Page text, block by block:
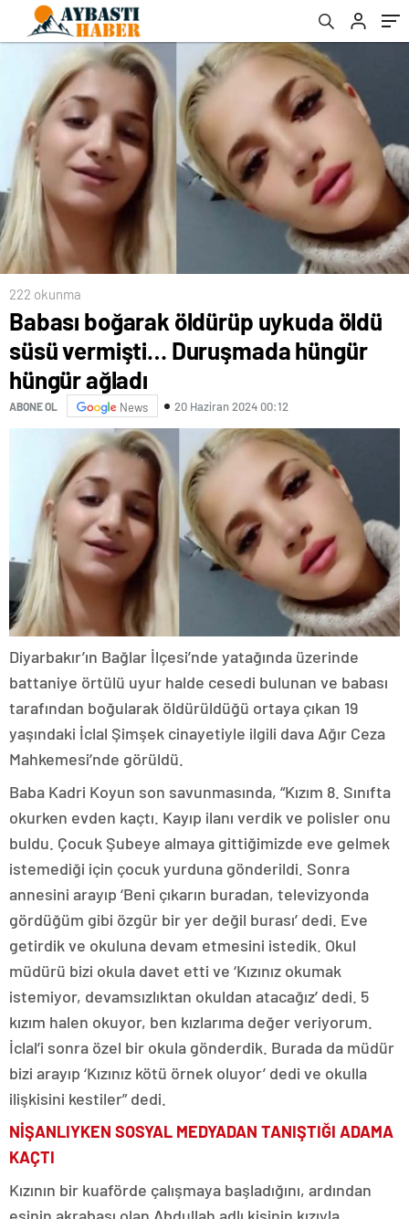
222 okunma
Babası boğarak öldürüp uykuda öldü
süsü vermişti… Duruşmada hüngür
hüngür ağladı
ABONE OL News 20 Haziran 2024 00:12
Diyarbakır’ın Bağlar İlçesi’nde yatağında üzerinde
battaniye örtülü uyur halde cesedi bulunan ve babası
tarafından boğularak öldürüldüğü ortaya çıkan 19
yaşındaki İclal Şimşek cinayetiyle ilgili dava Ağır Ceza
Mahkemesi’nde görüldü.
Baba Kadri Koyun son savunmasında, “Kızım 8. Sınıfta
okurken evden kaçtı. Kayıp ilanı verdik ve polisler onu
buldu. Çocuk Şubeye almaya gittiğimizde eve gelmek
istemediği için çocuk yurduna gönderildi. Sonra
annesini arayıp ‘Beni çıkarın buradan, televizyonda
gördüğüm gibi özgür bir yer değil burası’ dedi. Eve
getirdik ve okuluna devam etmesini istedik. Okul
müdürü bizi okula davet etti ve ‘Kızınız okumak
istemiyor, devamsızlıktan okuldan atacağız’ dedi. 5
kızım halen okuyor, ben kızlarıma değer veriyorum.
İclal’i sonra özel bir okula gönderdik. Burada da müdür
bizi arayıp ‘Kızınız kötü örnek oluyor’ dedi ve okulla
ilişkisini kestiler” dedi.
NİŞANLIYKEN SOSYAL MEDYADAN TANIŞTIĞI ADAMA
KAÇTI
Kızının bir kuaförde çalışmaya başladığını, ardından